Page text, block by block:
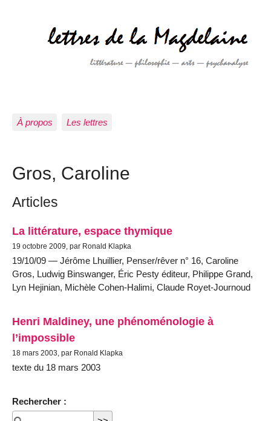
À propos Les lettres
Gros, Caroline
Articles
La littérature, espace thymique
19 octobre 2009, par Ronald Klapka
19/10/09 — Jérôme Lhuillier, Penser/rêver n° 16, Caroline
Gros, Ludwig Binswanger, Éric Pesty éditeur, Philippe Grand,
Lyn Hejinian, Michèle Cohen-Halimi, Claude Royet-Journoud
Henri Maldiney, une phénoménologie à
l’impossible
18 mars 2003, par Ronald Klapka
texte du 18 mars 2003
Rechercher :